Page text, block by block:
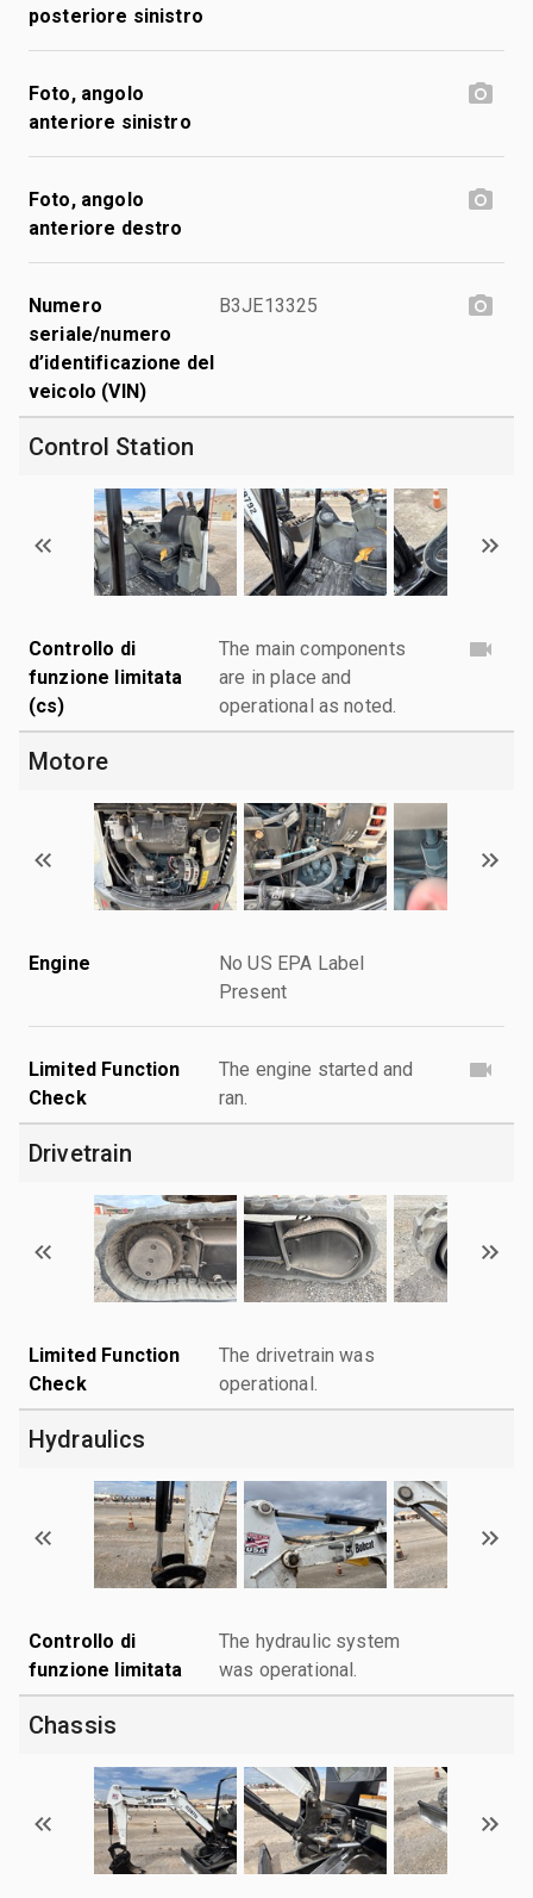
posteriore sinistro
Foto, angolo
anteriore sinistro
Foto, angolo
anteriore destro
Numero
seriale/numero
d’identificazione del
veicolo (VIN)
B3JE13325
Control Station
Controllo di
funzione limitata
(cs)
The main components
are in place and
operational as noted.
Motore
Engine
No US EPA Label
Present
Limited Function
Check
The engine started and
ran.
Drivetrain
Limited Function
Check
The drivetrain was
operational.
Hydraulics
Controllo di
funzione limitata
The hydraulic system
was operational.
Chassis